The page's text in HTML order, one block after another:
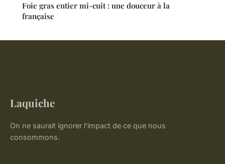
Foie gras entier mi-cuit : une douceur à la
française
Laquiche
On ne saurait ignorer l'impact de ce que nous
consommons.